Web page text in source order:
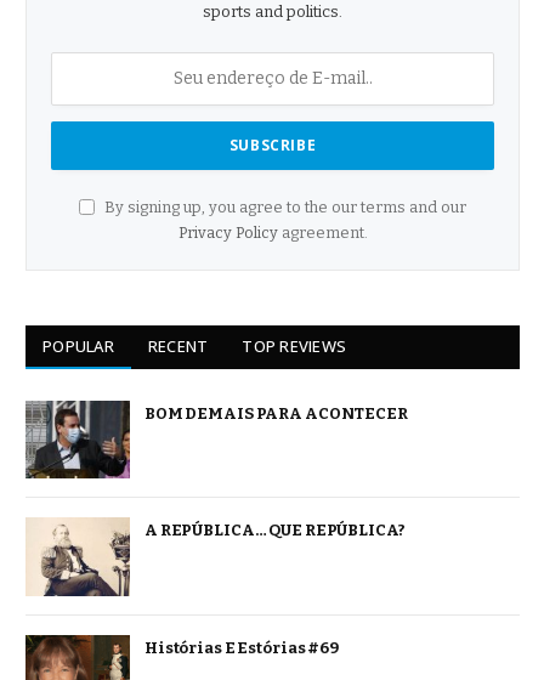
sports and politics.
By signing up, you agree to the our terms and our
Privacy Policyagreement.
POPULAR RECENT TOP REVIEWS
BOM DEMAIS PARA ACONTECER
A REPÚBLICA… QUE REPÚBLICA?
Histórias E Estórias #69